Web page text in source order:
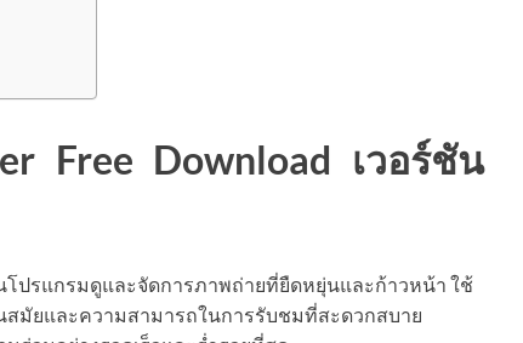
Free Download เวอร์ชัน
โปรแกรมดูและจัดการภาพถ่ายที่ยืดหยุ่นและก้าวหน้า ใช้
มัยและความสามารถในการรับชมที่สะดวกสบาย